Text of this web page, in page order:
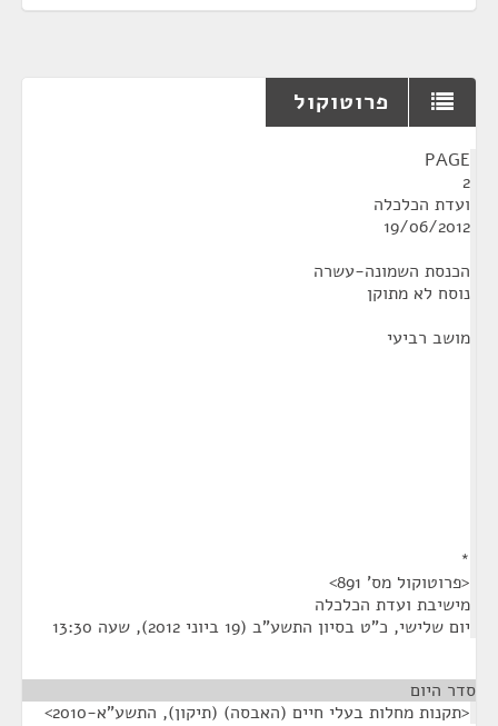
פרוטוקול
PAGE
2
ועדת הכלכלה
19/06/2012
הכנסת השמונה-עשרה
נוסח לא מתוקן
מושב רביעי
*
<פרוטוקול מס' 891>
מישיבת ועדת הכלכלה
יום שלישי, כ"ט בסיון התשע"ב (19 ביוני 2012), שעה 13:30
סדר היום
<תקנות מחלות בעלי חיים (האבסה) (תיקון), התשע"א-2010>